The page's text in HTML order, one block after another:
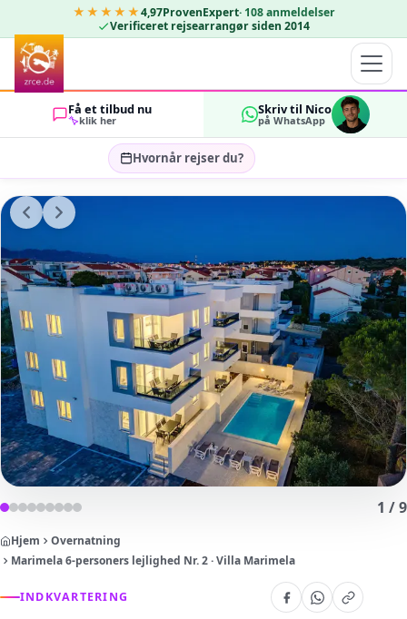
★★★★★4,97ProvenExpert· 108 anmeldelser
Verificeret rejsearrangør siden 2014
Få et tilbud nu
klik her
Skriv til Nico
på WhatsApp
Hvornår rejser du?
Vælg rejsedatoer…
GÆSTER
1 /9
Hjem
Overnatning
Marimela 6-personers lejlighed Nr. 2 · Villa Marimela
INDKVARTERING